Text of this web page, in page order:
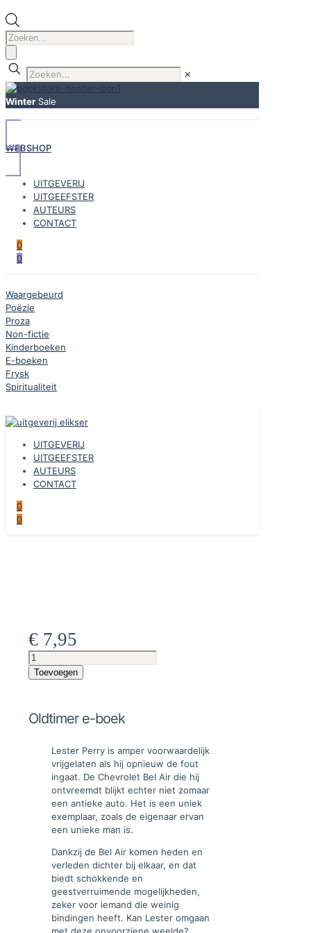
Producten
zoeken
✕
Winter Sale
WEBSHOP
UITGEVERIJ
UITGEEFSTER
AUTEURS
CONTACT
0
0
Waargebeurd
Poëzie
Proza
Non-fictie
Kinderboeken
E-boeken
Frysk
Spiritualiteit
UITGEVERIJ
UITGEEFSTER
AUTEURS
CONTACT
0
0
€ 7,95
Oldtimer
e-
boek
Toevoegen
Oldtimer e-boek
Lester Perry is amper voorwaardelijk
vrijgelaten als hij opnieuw de fout
ingaat. De Chevrolet Bel Air die hij
ontvreemdt blijkt echter niet zomaar
een antieke auto. Het is een uniek
exemplaar, zoals de eigenaar ervan
een unieke man is.
Dankzij de Bel Air komen heden en
verleden dichter bij elkaar, en dat
biedt schokkende en
geestverruimende mogelijkheden,
zeker voor iemand die weinig
bindingen heeft. Kan Lester omgaan